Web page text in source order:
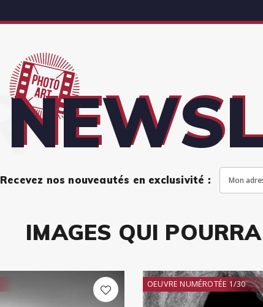
Recevez nos nouveautés en exclusivité :
IMAGES QUI
OEUVRE NUMÉROTÉE 1/30